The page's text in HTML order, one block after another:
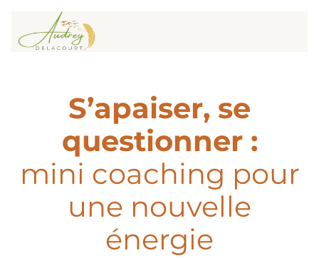
S’apaiser, se
questionner :
mini coaching pour
une nouvelle
énergie